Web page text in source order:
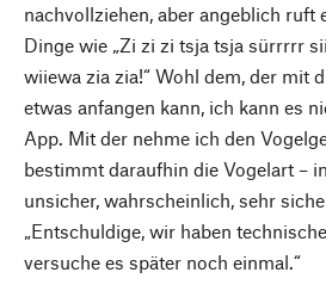
nachvollziehen, aber angeblich ruft
Dinge wie „Zi zi zi tsja tsja sürrrrr
wiiewa zia zia!“ Wohl dem, der mit
etwas anfangen kann, ich kann es
App. Mit der nehme ich den
bestimmt daraufhin die Vogelart –
unsicher, wahrscheinlich, sehr
„Entschuldige, wir haben
versuche es später noch einmal.“